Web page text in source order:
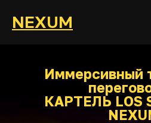
NEXUM
Иммерсивный
КАРТЕЛЬ LOS